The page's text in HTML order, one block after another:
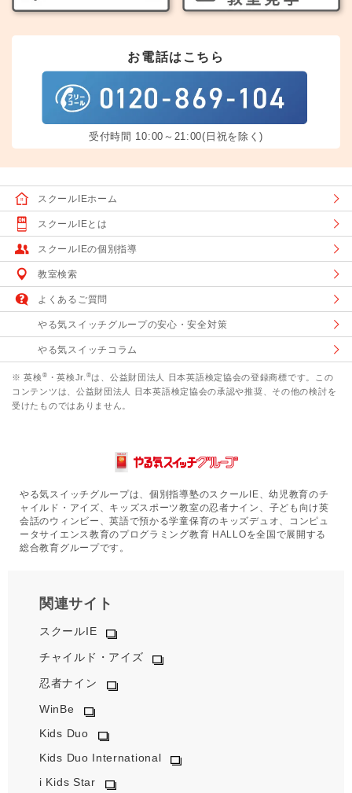
お電話はこちら
受付時間 10:00～21:00(日祝を除く)
スクールIEホーム
スクールIEとは
スクールIEの個別指導
教室検索
よくあるご質問
やる気スイッチグループの安心・安全対策
やる気スイッチコラム
※ 英検 ® ・英検Jr. ®は、公益財団法人 日本英語検定協会の登録商標です。この
コンテンツは、公益財団法人 日本英語検定協会の承認や推奨、その他の検討を
受けたものではありません。
やる気スイッチグループは、個別指導塾のスクールIE、幼児教育のチ
ャイルド・アイズ、キッズスポーツ教室の忍者ナイン、子ども向け英
会話のウィンビー、英語で預かる学童保育のキッズデュオ、コンピュ
ータサイエンス教育のプログラミング教育 HALLOを全国で展開する
総合教育グループです。
関連サイト
スクールIE
チャイルド・アイズ
忍者ナイン
WinBe
Kids Duo
Kids Duo International
i Kids Star